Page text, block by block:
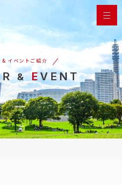
& イベントご紹介
& EVENT